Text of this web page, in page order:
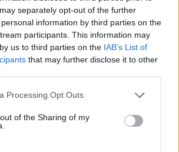
separately opt-out of the further
information by third parties on the
participants. This information may
us to third parties on the IAB’s List of
that may further disclose it to other
Processing Opt Outs
of the Sharing of my